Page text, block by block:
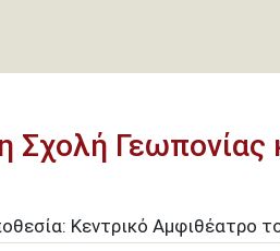
Σχολή Γεωπονίας
Κεντρικό Αμφιθέατρο